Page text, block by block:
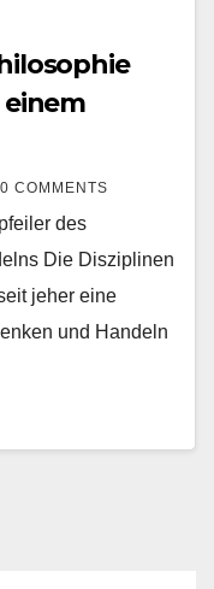
0 COMMENTS
des
Die Disziplinen
jeher eine
und Handeln